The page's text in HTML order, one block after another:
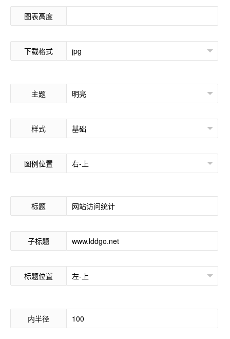
图表高度
下载格式
主题
样式
图例位置
标题
子标题
标题位置
内半径